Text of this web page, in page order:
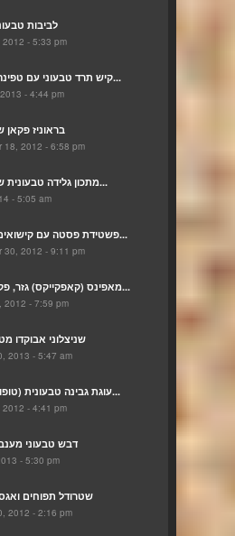
לביבות
2012 - 5:33 pm
קיש תרד טבעוני עם טפינה ובצל וגם...
- 4:44 pm
בראוניז פקאן
18, 2012 - 6:58 pm
מתכון גלידה טבעונית שוקולד רום...
- 5:05 am
פשטידת פסטה עם קישואים וצנוברים...
30, 2012 - 9:11 pm
מאפינס (קאפקייקס) גזר, פקאן וקינמון...
2012 - 7:59 pm
שניצלוני אבוקדו
2013 - 5:47 am
עוגת גבינה טבעונית (טופוטי) בטעם...
2012 - 4:41 pm
דבש טבעוני
- 5:30 pm
שטרודל תפוחים
2012 - 2:16 pm